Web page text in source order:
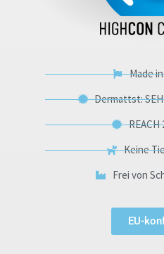
Made
Dermattst:
REACH
Keine
Frei von
EU-